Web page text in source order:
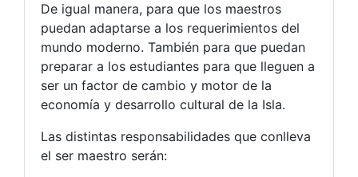
De igual manera, para que los maestros
puedan adaptarse a los requerimientos del
mundo moderno. También para que puedan
preparar a los estudiantes para que lleguen a
ser un factor de cambio y motor de la
economía y desarrollo cultural de la Isla.
Las distintas responsabilidades que conlleva
el ser maestro serán: